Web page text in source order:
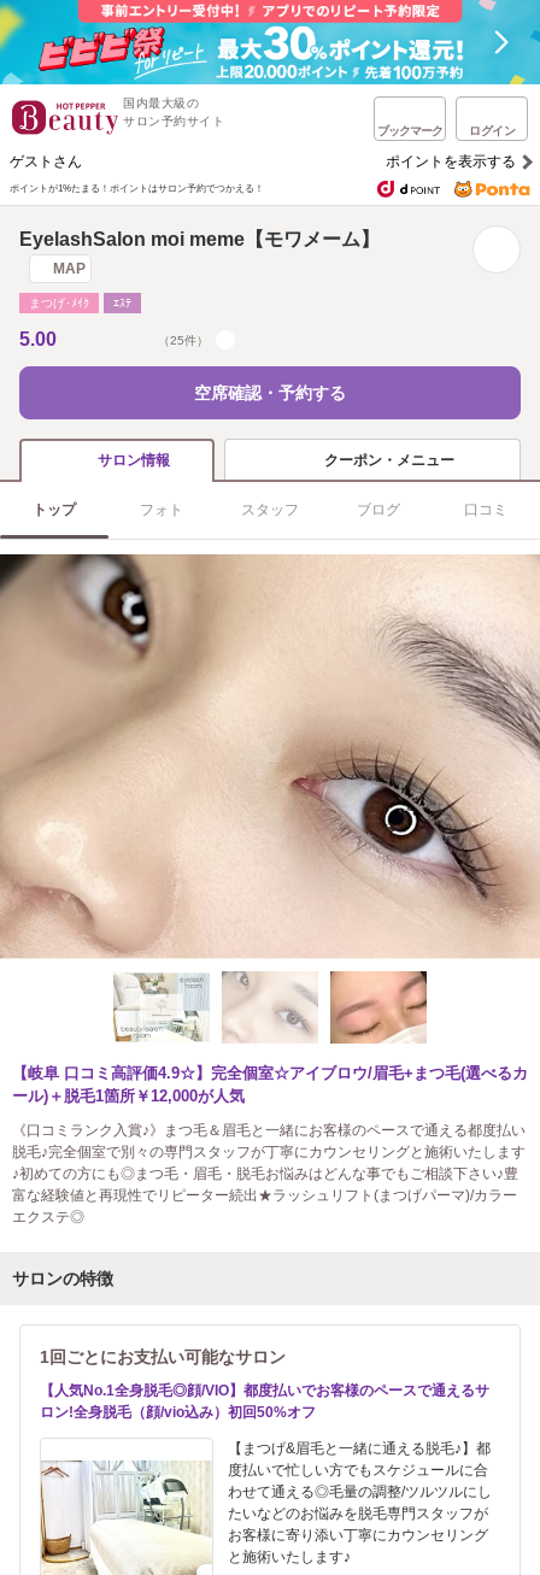
国内最大級の
サロン予約サイト
ブックマーク ログイン
ゲストさん ポイントを表示する
ポイントが1%たまる！ ポイントはサロン予約でつかえる！
EyelashSalon moi meme【モワメーム】
MAP
まつげ･ﾒｲｸ ｴｽﾃ
5.00 （25件）
空席確認・予約する
サロン情報 クーポン・メニュー
トップ フォト スタッフ ブログ 口コミ
【岐阜 口コミ高評価4.9☆】完全個室☆アイブロウ/眉毛+まつ毛(選べるカ
ール)＋脱毛1箇所￥12,000が人気
《口コミランク入賞♪》まつ毛＆眉毛と一緒にお客様のペースで通える都度払い
脱毛♪完全個室で別々の専門スタッフが丁寧にカウンセリングと施術いたします
♪初めての方にも◎まつ毛・眉毛・脱毛お悩みはどんな事でもご相談下さい♪豊
富な経験値と再現性でリピーター続出★ラッシュリフト(まつげパーマ)/カラー
エクステ◎
サロンの特徴
1回ごとにお支払い可能なサロン
【人気No.1全身脱毛◎顔/VIO】都度払いでお客様のペースで通えるサ
ロン!全身脱毛（顔/vio込み）初回50%オフ
【まつげ&眉毛と一緒に通える脱毛♪】都
度払いで忙しい方でもスケジュールに合
わせて通える◎毛量の調整/ツルツルにし
たいなどのお悩みを脱毛専門スタッフが
お客様に寄り添い丁寧にカウンセリング
と施術いたします♪